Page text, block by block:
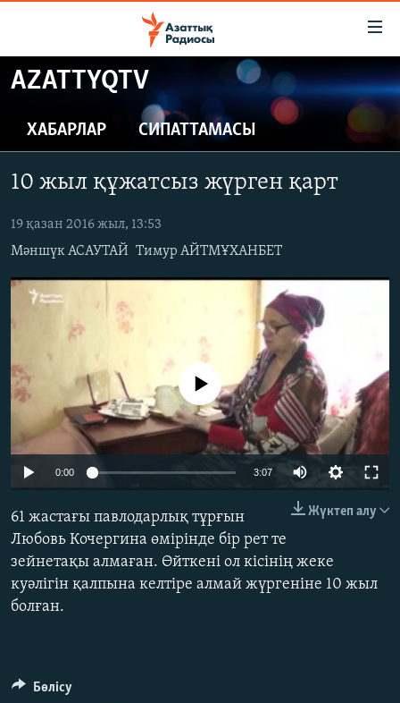
Skip
to
content
Navigation
Skip
Search
ЖАҢАЛЫҚТАР
САЯСАТ
ҚАҢТАР ОҚИҒАСЫ
АДАМ ҚҰҚЫҚТАРЫ
ӘЛЕУМЕТ
ӘЛЕМ
АРНАЙЫ ЖОБАЛАР
Русский
ЖАЗЫЛЫҢЫЗ
AZATTYQTV
ХАБАРЛАР СИПАТТАМАСЫ
10 жыл құжатсыз жүрген қарт
19 қазан 2016 жыл, 13:53
Мәншүк АСАУТАЙ Тимур АЙТМҰХАНБЕТ
No media source currently available
0:00 3:07
Жүктеп алу
61 жастағы павлодарлық тұрғын
Любовь Кочергина өмірінде бір рет те
зейнетақы алмаған. Өйткені ол кісінің жеке
куәлігін қалпына келтіре алмай жүргеніне 10 жыл
болған.
Бөлісу